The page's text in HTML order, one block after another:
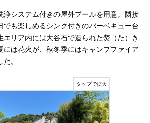
システム付きの屋外プールを用意。隣接
でも楽しめるシンク付きのバーベキュー台
エリア内には大谷石で造られた焚（た）き
には花火が、秋冬季にはキャンプファイア
。